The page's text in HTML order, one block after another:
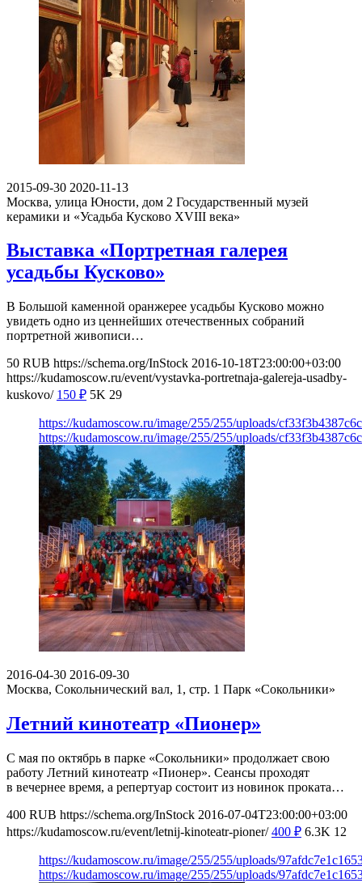
2015-09-30 2020-11-13
Москва, улица Юности, дом 2 Государственный музей
керамики и «Усадьба Кусково XVIII века»
Выставка «Портретная галерея
усадьбы Кусково»
В Большой каменной оранжерее усадьбы Кусково можно
увидеть одно из ценнейших отечественных собраний
портретной живописи…
50 RUB https://schema.org/InStock 2016-10-18T23:00:00+03:00
https://kudamoscow.ru/event/vystavka-portretnaja-galereja-usadby-
kuskovo/ 150 ₽ 5K 29
https://kudamoscow.ru/image/255/255/uploads/
https://kudamoscow.ru/image/255/255/uploads/
2016-04-30 2016-09-30
Москва, Сокольнический вал, 1, стр. 1 Парк «Сокольники»
Летний кинотеатр «Пионер»
С мая по октябрь в парке «Сокольники» продолжает свою
работу Летний кинотеатр «Пионер». Сеансы проходят
в вечернее время, а репертуар состоит из новинок проката…
400 RUB https://schema.org/InStock 2016-07-04T23:00:00+03:00
https://kudamoscow.ru/event/letnij-kinoteatr-pioner/ 400 ₽ 6.3K 12
https://kudamoscow.ru/image/255/255/uploads/
https://kudamoscow.ru/image/255/255/uploads/